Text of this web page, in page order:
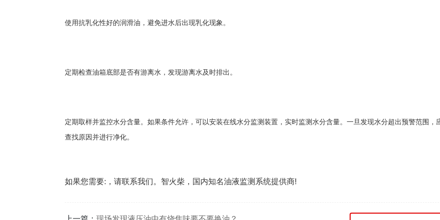
使用抗乳化性好的润滑油，避免进水后出现乳化现象。
定期检查油箱底部是否有游离水，发现游离水及时排出。
定期取样并监控水分含量。如果条件允许，可以安装在线水分监测装置，实时监测水分含量。一旦发现水分超出预警范围，
查找原因并进行净化。
如果您需要:，请联系我们。智火柴，国内知名油液监测系统提供商!